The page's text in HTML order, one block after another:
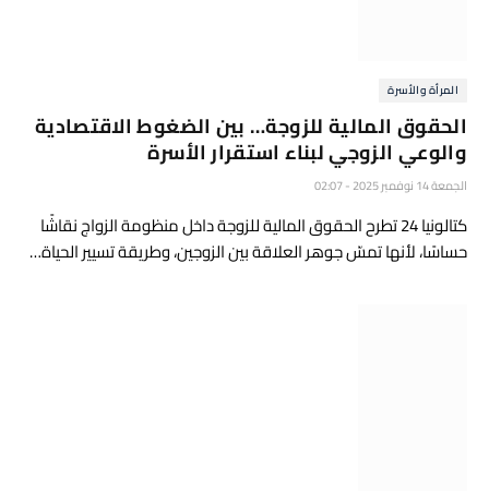
المرأة والأسرة
الحقوق المالية للزوجة… بين الضغوط الاقتصادية
والوعي الزوجي لبناء استقرار الأسرة
الجمعة 14 نوفمبر 2025 - 02:07
كتالونيا 24 تطرح الحقوق المالية للزوجة داخل منظومة الزواج نقاشًا
حساسًا، لأنها تمسّ جوهر العلاقة بين الزوجين، وطريقة تسيير الحياة…